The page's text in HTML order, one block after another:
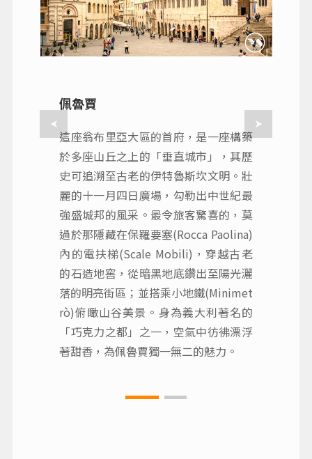
佩魯賈
這座翁布里亞大區的首府，是一座構築
於多座山丘之上的「垂直城市」，其歷
史可追溯至古老的伊特魯斯坎文明。壯
麗的十一月四日廣場，勾勒出中世紀最
強盛城邦的風采。最令旅客驚喜的，莫
過於那隱藏在保羅要塞(Rocca Paolina)
內的電扶梯(Scale Mobili)，穿越古老
的石造地窖，從暗黑地底鑽出至陽光灑
落的明亮街區；並搭乘小地鐵(Minimet
rò)俯瞰山谷美景。身為義大利著名的
「巧克力之都」之一，空氣中彷彿漂浮
著甜香，為佩魯賈獨一無二的魅力。